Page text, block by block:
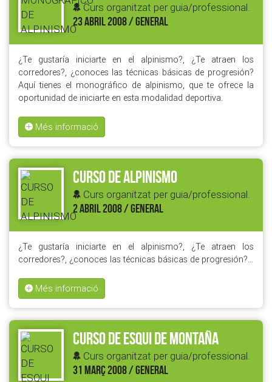
Curs organitzat per guia/professional.
23 ABRIL 2008 / GENERAL
¿Te gustaría iniciarte en el alpinismo?, ¿Te atraen los
corredores?, ¿conoces las técnicas básicas de progresión?
Aquí tienes el monográfico de alpinismo, que te ofrece la
oportunidad de iniciarte en esta modalidad deportiva.
Més informació
CURSO DE ALPINISMO
Curs organitzat per guia/professional.
2 ABRIL 2008 / GENERAL
¿Te gustaría iniciarte en el alpinismo?, ¿Te atraen los
corredores?, ¿conoces las técnicas básicas de progresión?…
Més informació
CURSO DE ESQUI DE MONTAÑA
Curs organitzat per guia/professional.
31 MARÇ 2008 / GENERAL